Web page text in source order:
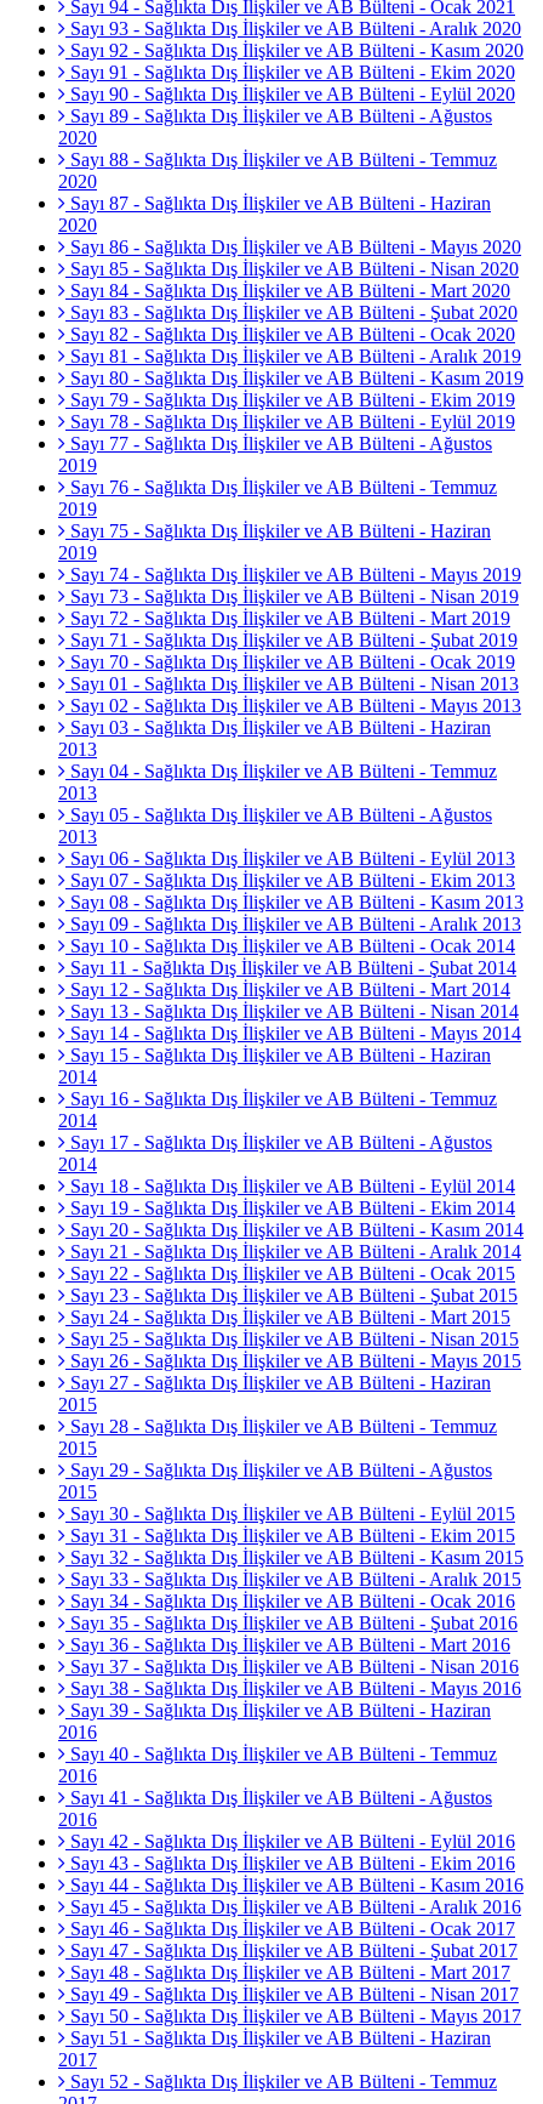
Sayı 94 - Sağlıkta Dış İlişkiler ve AB Bülteni - Ocak 2021
Sayı 93 - Sağlıkta Dış İlişkiler ve AB Bülteni - Aralık 2020
Sayı 92 - Sağlıkta Dış İlişkiler ve AB Bülteni - Kasım 2020
Sayı 91 - Sağlıkta Dış İlişkiler ve AB Bülteni - Ekim 2020
Sayı 90 - Sağlıkta Dış İlişkiler ve AB Bülteni - Eylül 2020
Sayı 89 - Sağlıkta Dış İlişkiler ve AB Bülteni - Ağustos
2020
Sayı 88 - Sağlıkta Dış İlişkiler ve AB Bülteni - Temmuz
2020
Sayı 87 - Sağlıkta Dış İlişkiler ve AB Bülteni - Haziran
2020
Sayı 86 - Sağlıkta Dış İlişkiler ve AB Bülteni - Mayıs 2020
Sayı 85 - Sağlıkta Dış İlişkiler ve AB Bülteni - Nisan 2020
Sayı 84 - Sağlıkta Dış İlişkiler ve AB Bülteni - Mart 2020
Sayı 83 - Sağlıkta Dış İlişkiler ve AB Bülteni - Şubat 2020
Sayı 82 - Sağlıkta Dış İlişkiler ve AB Bülteni - Ocak 2020
Sayı 81 - Sağlıkta Dış İlişkiler ve AB Bülteni - Aralık 2019
Sayı 80 - Sağlıkta Dış İlişkiler ve AB Bülteni - Kasım 2019
Sayı 79 - Sağlıkta Dış İlişkiler ve AB Bülteni - Ekim 2019
Sayı 78 - Sağlıkta Dış İlişkiler ve AB Bülteni - Eylül 2019
Sayı 77 - Sağlıkta Dış İlişkiler ve AB Bülteni - Ağustos
2019
Sayı 76 - Sağlıkta Dış İlişkiler ve AB Bülteni - Temmuz
2019
Sayı 75 - Sağlıkta Dış İlişkiler ve AB Bülteni - Haziran
2019
Sayı 74 - Sağlıkta Dış İlişkiler ve AB Bülteni - Mayıs 2019
Sayı 73 - Sağlıkta Dış İlişkiler ve AB Bülteni - Nisan 2019
Sayı 72 - Sağlıkta Dış İlişkiler ve AB Bülteni - Mart 2019
Sayı 71 - Sağlıkta Dış İlişkiler ve AB Bülteni - Şubat 2019
Sayı 70 - Sağlıkta Dış İlişkiler ve AB Bülteni - Ocak 2019
Sayı 01 - Sağlıkta Dış İlişkiler ve AB Bülteni - Nisan 2013
Sayı 02 - Sağlıkta Dış İlişkiler ve AB Bülteni - Mayıs 2013
Sayı 03 - Sağlıkta Dış İlişkiler ve AB Bülteni - Haziran
2013
Sayı 04 - Sağlıkta Dış İlişkiler ve AB Bülteni - Temmuz
2013
Sayı 05 - Sağlıkta Dış İlişkiler ve AB Bülteni - Ağustos
2013
Sayı 06 - Sağlıkta Dış İlişkiler ve AB Bülteni - Eylül 2013
Sayı 07 - Sağlıkta Dış İlişkiler ve AB Bülteni - Ekim 2013
Sayı 08 - Sağlıkta Dış İlişkiler ve AB Bülteni - Kasım 2013
Sayı 09 - Sağlıkta Dış İlişkiler ve AB Bülteni - Aralık 2013
Sayı 10 - Sağlıkta Dış İlişkiler ve AB Bülteni - Ocak 2014
Sayı 11 - Sağlıkta Dış İlişkiler ve AB Bülteni - Şubat 2014
Sayı 12 - Sağlıkta Dış İlişkiler ve AB Bülteni - Mart 2014
Sayı 13 - Sağlıkta Dış İlişkiler ve AB Bülteni - Nisan 2014
Sayı 14 - Sağlıkta Dış İlişkiler ve AB Bülteni - Mayıs 2014
Sayı 15 - Sağlıkta Dış İlişkiler ve AB Bülteni - Haziran
2014
Sayı 16 - Sağlıkta Dış İlişkiler ve AB Bülteni - Temmuz
2014
Sayı 17 - Sağlıkta Dış İlişkiler ve AB Bülteni - Ağustos
2014
Sayı 18 - Sağlıkta Dış İlişkiler ve AB Bülteni - Eylül 2014
Sayı 19 - Sağlıkta Dış İlişkiler ve AB Bülteni - Ekim 2014
Sayı 20 - Sağlıkta Dış İlişkiler ve AB Bülteni - Kasım 2014
Sayı 21 - Sağlıkta Dış İlişkiler ve AB Bülteni - Aralık 2014
Sayı 22 - Sağlıkta Dış İlişkiler ve AB Bülteni - Ocak 2015
Sayı 23 - Sağlıkta Dış İlişkiler ve AB Bülteni - Şubat 2015
Sayı 24 - Sağlıkta Dış İlişkiler ve AB Bülteni - Mart 2015
Sayı 25 - Sağlıkta Dış İlişkiler ve AB Bülteni - Nisan 2015
Sayı 26 - Sağlıkta Dış İlişkiler ve AB Bülteni - Mayıs 2015
Sayı 27 - Sağlıkta Dış İlişkiler ve AB Bülteni - Haziran
2015
Sayı 28 - Sağlıkta Dış İlişkiler ve AB Bülteni - Temmuz
2015
Sayı 29 - Sağlıkta Dış İlişkiler ve AB Bülteni - Ağustos
2015
Sayı 30 - Sağlıkta Dış İlişkiler ve AB Bülteni - Eylül 2015
Sayı 31 - Sağlıkta Dış İlişkiler ve AB Bülteni - Ekim 2015
Sayı 32 - Sağlıkta Dış İlişkiler ve AB Bülteni - Kasım 2015
Sayı 33 - Sağlıkta Dış İlişkiler ve AB Bülteni - Aralık 2015
Sayı 34 - Sağlıkta Dış İlişkiler ve AB Bülteni - Ocak 2016
Sayı 35 - Sağlıkta Dış İlişkiler ve AB Bülteni - Şubat 2016
Sayı 36 - Sağlıkta Dış İlişkiler ve AB Bülteni - Mart 2016
Sayı 37 - Sağlıkta Dış İlişkiler ve AB Bülteni - Nisan 2016
Sayı 38 - Sağlıkta Dış İlişkiler ve AB Bülteni - Mayıs 2016
Sayı 39 - Sağlıkta Dış İlişkiler ve AB Bülteni - Haziran
2016
Sayı 40 - Sağlıkta Dış İlişkiler ve AB Bülteni - Temmuz
2016
Sayı 41 - Sağlıkta Dış İlişkiler ve AB Bülteni - Ağustos
2016
Sayı 42 - Sağlıkta Dış İlişkiler ve AB Bülteni - Eylül 2016
Sayı 43 - Sağlıkta Dış İlişkiler ve AB Bülteni - Ekim 2016
Sayı 44 - Sağlıkta Dış İlişkiler ve AB Bülteni - Kasım 2016
Sayı 45 - Sağlıkta Dış İlişkiler ve AB Bülteni - Aralık 2016
Sayı 46 - Sağlıkta Dış İlişkiler ve AB Bülteni - Ocak 2017
Sayı 47 - Sağlıkta Dış İlişkiler ve AB Bülteni - Şubat 2017
Sayı 48 - Sağlıkta Dış İlişkiler ve AB Bülteni - Mart 2017
Sayı 49 - Sağlıkta Dış İlişkiler ve AB Bülteni - Nisan 2017
Sayı 50 - Sağlıkta Dış İlişkiler ve AB Bülteni - Mayıs 2017
Sayı 51 - Sağlıkta Dış İlişkiler ve AB Bülteni - Haziran
2017
Sayı 52 - Sağlıkta Dış İlişkiler ve AB Bülteni - Temmuz